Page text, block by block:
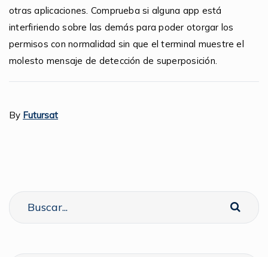
otras aplicaciones. Comprueba si alguna app está
interfiriendo sobre las demás para poder otorgar los
permisos con normalidad sin que el terminal muestre el
molesto mensaje de detección de superposición.
By Futursat